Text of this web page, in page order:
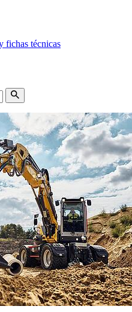
fichas técnicas